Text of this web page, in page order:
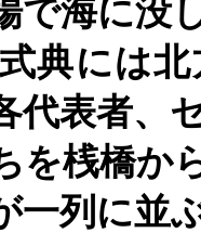
で海に没
典には
代表者、
を桟橋か
一列に並